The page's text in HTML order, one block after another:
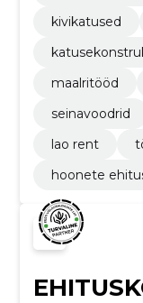
kivikatused
maalritööd
seinavoodrid
lao rent
hoonete